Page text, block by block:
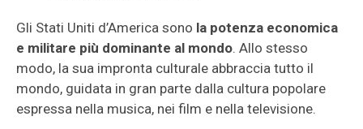
Gli Stati Uniti d’America sono la potenza economica
e militare più dominante al mondo. Allo stesso
modo, la sua impronta culturale abbraccia tutto il
mondo, guidata in gran parte dalla cultura popolare
espressa nella musica, nei film e nella televisione.